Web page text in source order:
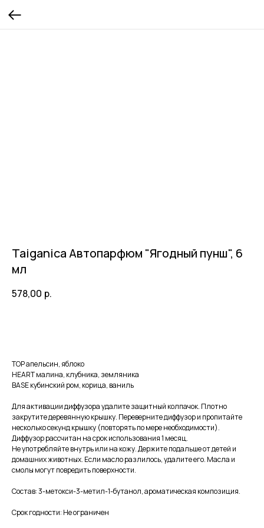
Taiganica Автопарфюм "Ягодный пунш", 6
мл
578,00 р.
TOP апельсин, яблоко
HEART малина, клубника, земляника
BASE кубинский ром, корица, ваниль
Для активации диффузора удалите защитный колпачок. Плотно
закрутите деревянную крышку. Переверните диффузор и пропитайте
несколько секунд крышку (повторять по мере необходимости).
Диффузор рассчитан на срок использования 1 месяц.
Не употребляйте внутрь или на кожу. Держите подальше от детей и
домашних животных. Если масло разлилось, удалите его. Масла и
смолы могут повредить поверхности.
Состав: 3-метокси-3-метил-1-бутанол, ароматическая композиция.
Срок годности: Не ограничен